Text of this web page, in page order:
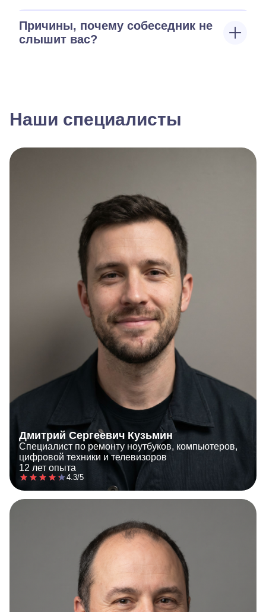
Причины, почему собеседник не
слышит вас?
Наши специалисты
Дмитрий Сергеевич Кузьмин
Специалист по ремонту ноутбуков, компьютеров,
цифровой техники и телевизоров
12 лет опыта
4.3/5